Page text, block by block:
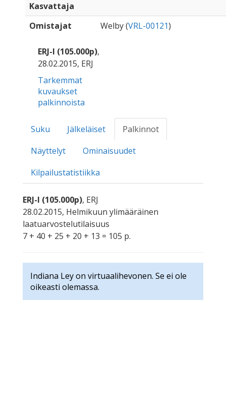
Kasvattaja
Omistajat
Welby (VRL-00121)
ERJ-I (105.000p),
28.02.2015, ERJ
Tarkemmat
kuvaukset
palkinnoista
Suku Jälkeläiset
Palkinnot
Näyttelyt
Ominaisuudet
Kilpailustatistiikka
ERJ-I (105.000p), ERJ
28.02.2015, Helmikuun ylimääräinen
laatuarvostelutilaisuus
7 + 40 + 25 + 20 + 13 = 105 p.
Indiana Ley on virtuaalihevonen. Se ei ole
oikeasti olemassa.